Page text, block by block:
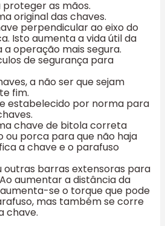
as mãos.
original das chaves.
perpendicular ao eixo do
Isto aumenta a vida útil da
operação mais segura.
de segurança para
a não ser que sejam
fim.
estabelecido por norma para
chave de bitola correta
ou porca para que não haja
a chave e o parafuso
outras barras extensoras para
aumentar a distância da
se o torque que pode
mas também se corre
chave.